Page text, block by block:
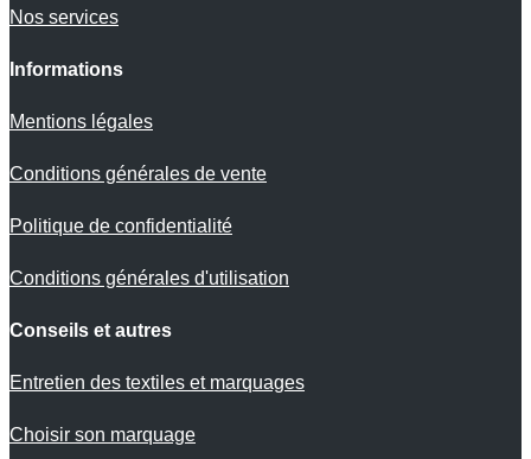
Nos services
Informations
Mentions légales
Conditions générales de vente
Politique de confidentialité
Conditions générales d'utilisation
Conseils et autres
Entretien des textiles et marquages
Choisir son marquage